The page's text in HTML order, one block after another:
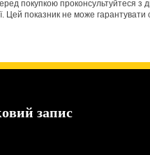
покупкою проконсультуйтеся
показник не може гарантувати
запис